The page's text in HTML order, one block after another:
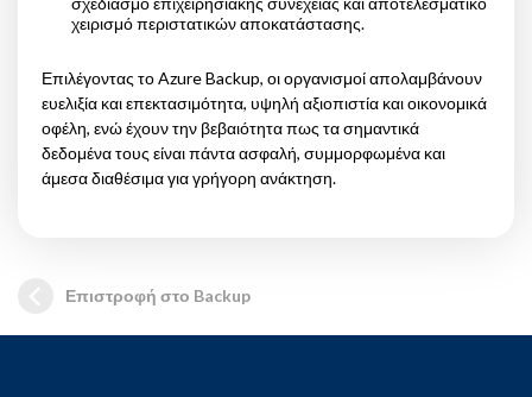
χειρισμό περιστατικών αποκατάστασης.
Επιλέγοντας το Azure Backup, οι οργανισμοί απολαμβάνουν
ευελιξία και επεκτασιμότητα, υψηλή αξιοπιστία και οικονομικά
οφέλη, ενώ έχουν την βεβαιότητα πως τα σημαντικά
δεδομένα τους είναι πάντα ασφαλή, συμμορφωμένα και
άμεσα διαθέσιμα για γρήγορη ανάκτηση.
Επιστροφή στο Backup